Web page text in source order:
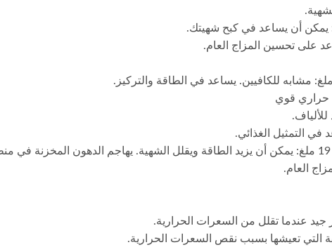
جيد عندما تقلل من السعرات الحرارية.
التي تعيشها بسبب نقص السعرات الحرارية.